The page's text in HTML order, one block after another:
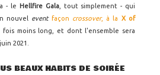
- le Hellfire Gala, tout simplement - qui
nouvel event façon crossover, à la X of
fois moins long, et dont l'ensemble sera
2021.
BEAUX HABITS DE SOIRÉE